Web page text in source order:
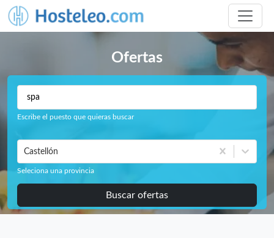
Ofertas
Escribe el puesto que quieras buscar
Castellón
Seleciona una provincia
Buscar ofertas